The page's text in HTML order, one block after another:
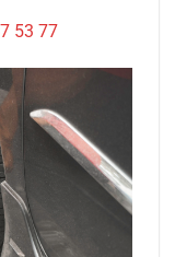
53 77